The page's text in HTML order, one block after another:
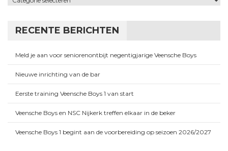
RECENTE BERICHTEN
Meld je aan voor seniorenontbijt negentigjarige Veensche Boys
Nieuwe inrichting van de bar
Eerste training Veensche Boys 1 van start
Veensche Boys en NSC Nijkerk treffen elkaar in de beker
Veensche Boys 1 begint aan de voorbereiding op seizoen 2026/2027